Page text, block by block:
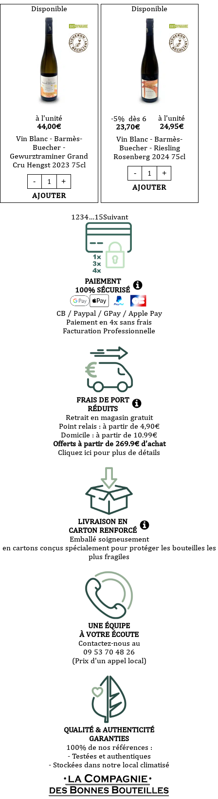
Domaine
Landron
Muscadet
Amphibolite
-
2024
-
150cl
-
Super
Modeste
Pet
Nat
-
VDF
75cl
Disponible
à l'unité
44,00€
Vin Blanc - Barmès-
Buecher -
Gewurztraminer Grand
Cru Hengst 2023 75cl
-
quantité
de
Vin
Blanc
+
AJOUTER
Disponible
-5% dès 6
23,70€
à l'unité
24,95€
Vin Blanc - Barmès-
Buecher - Riesling
Rosenberg 2024 75cl
-
quantité
de
Vin
Blanc
-
+
AJOUTER
1234…15Suivant
PAIEMENT
100% SÉCURISÉ
CB / Paypal / GPay / Apple Pay
Paiement en 4x sans frais
Facturation Professionnelle
FRAIS DE PORT
RÉDUITS
Retrait en magasin gratuit
Point relais : à partir de 4,90€
Domicile : à partir de 10.99€
Offerts à partir de 269.9€ d’achat
Cliquez ici pour plus de détails
LIVRAISON EN
CARTON RENFORCÉ
Emballé soigneusement
en cartons conçus spécialement pour protéger les bouteilles les
plus fragiles
UNE ÉQUIPE
À VOTRE ÉCOUTE
Contactez-nous au
09 53 70 48 26
(Prix d'un appel local)
QUALITÉ & AUTHENTICITÉ
GARANTIES
100% de nos références :
- Testées et authentiques
- Stockées dans notre local climatisé